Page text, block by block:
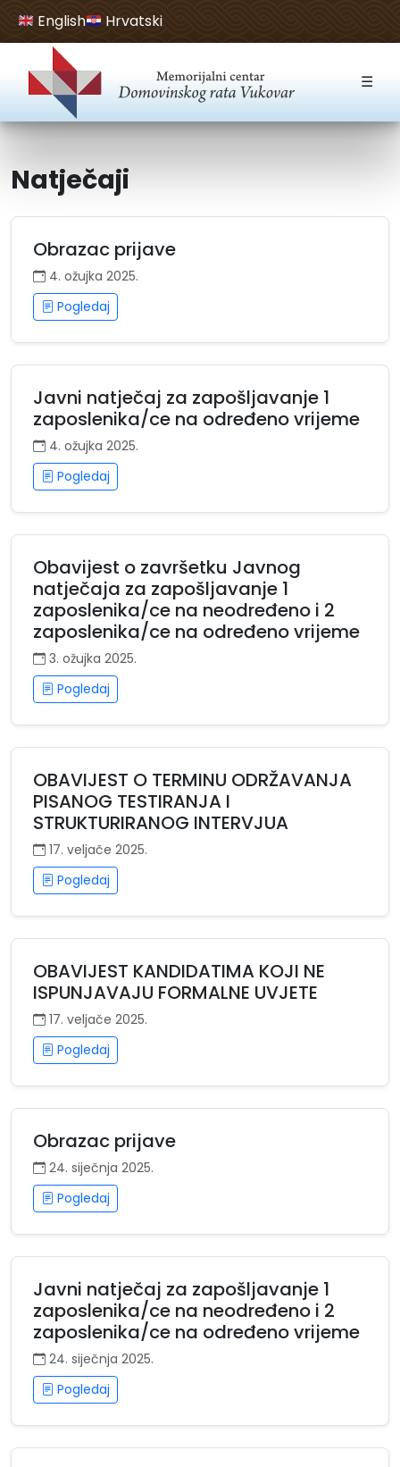
Open toolbar
English Hrvatski
☰
Natječaji
Obrazac prijave
4. ožujka 2025.
Pogledaj
Javni natječaj za zapošljavanje 1
zaposlenika/ce na određeno vrijeme
4. ožujka 2025.
Pogledaj
Obavijest o završetku Javnog
natječaja za zapošljavanje 1
zaposlenika/ce na neodređeno i 2
zaposlenika/ce na određeno vrijeme
3. ožujka 2025.
Pogledaj
OBAVIJEST O TERMINU ODRŽAVANJA
PISANOG TESTIRANJA I
STRUKTURIRANOG INTERVJUA
17. veljače 2025.
Pogledaj
OBAVIJEST KANDIDATIMA KOJI NE
ISPUNJAVAJU FORMALNE UVJETE
17. veljače 2025.
Pogledaj
Obrazac prijave
24. siječnja 2025.
Pogledaj
Javni natječaj za zapošljavanje 1
zaposlenika/ce na neodređeno i 2
zaposlenika/ce na određeno vrijeme
24. siječnja 2025.
Pogledaj